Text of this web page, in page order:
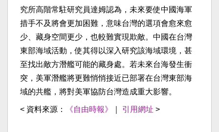
究所高階常駐研究員達姆認為，未來要使中國海軍
措手不及將會更加困難，意味台灣的選項會愈來愈
少、藏身空間更少，也較難實現欺敵。中國在台灣
東部海域活動，使其得以深入研究該海域環境，甚
至找出敵方潛艦可能的藏身處。若未來台海發生衝
突，美軍潛艦將更難悄悄接近已部署在台灣東部海
域的共艦，將對美軍協防台灣造成重大影響。
< 資料來源： 《自由時報》 引用網址 >